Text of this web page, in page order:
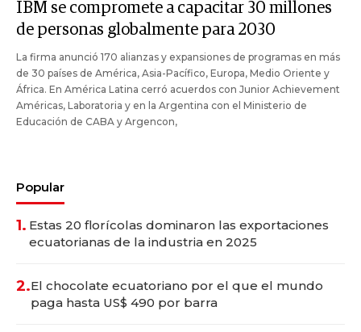
IBM se compromete a capacitar 30 millones
de personas globalmente para 2030
La firma anunció 170 alianzas y expansiones de programas en más
de 30 países de América, Asia-Pacífico, Europa, Medio Oriente y
África. En América Latina cerró acuerdos con Junior Achievement
Américas, Laboratoria y en la Argentina con el Ministerio de
Educación de CABA y Argencon,
Popular
1. Estas 20 florícolas dominaron las exportaciones
ecuatorianas de la industria en 2025
2.El chocolate ecuatoriano por el que el mundo
paga hasta US$ 490 por barra